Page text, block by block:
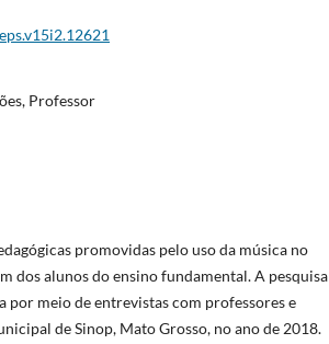
Professor
promovidas pelo uso da música no
dos alunos do ensino fundamental. A pesquisa
meio de entrevistas com professores e
de Sinop, Mato Grosso, no ano de 2018.